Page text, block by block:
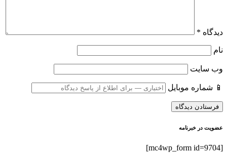
دیدگاه *
نام
وب‌ سایت
📱 شماره موبایل
عضویت در خبرنامه
[mc4wp_form id=9704]